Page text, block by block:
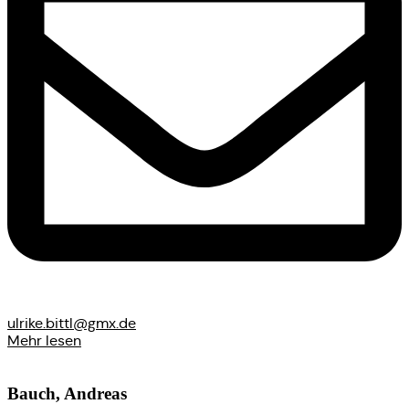
ulrike.bittl@gmx.de
Mehr lesen
Bauch, Andreas